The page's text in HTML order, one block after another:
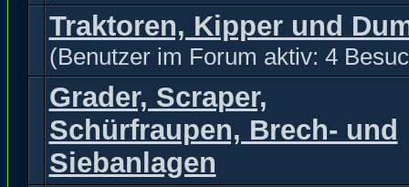
Traktoren, Kipper und
(Benutzer im Forum aktiv: 4
Grader, Scraper,
Schürfraupen, Brech- und
Siebanlagen